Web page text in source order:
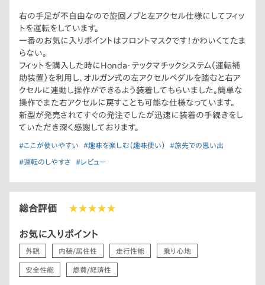
にフィット伝統のはね上げ機能を備え、高さのある荷物も積み込
むことができます。
静粛性の高さ：エンジンがかかっている時でも気がつかないほど
静かなエンジン音です。
力強さ：必要なパワーを兼ね備えているので高速道路の合流ポ
イントでもゆとりのある加速をします。
以上の六点です。
まだまだ良い点をあげればたくさんありますが長くなりますの
端的に表現します。
運転がしやすい！しっかりしている！なんかいい！これに尽きます。
変にゴニョゴニョ動き回ることができ、自分にジャストフィットし
ことができたような達成感もあり気持ちが良かったです。これか
らも天気のいい日は柴犬顔の良き相棒フィットと出かけます。
右の手足が不自由なので旋回ノブと左アクセル仕様にしてフィッ
トを運転をしています。
一番のお気に入りポイントはフロントマスクです！かわいくてたま
らない。
フィットを購入した時にHonda・テックマチックシステム（運転補
助装置）を利用し、オルガン式の左アクセルペダルを踏むと右ア
クセルに連動し操作ができるよう装着してもらいました。簡単な
操作でまた右アクセルに戻すことも可能な仕様なっています。
新型が発売されてすぐの発注でしたが迅速に装着の手続きをし
ていただき深く感謝しております。
#ここが使いやすい #趣味を楽しむ（趣味使い） #旅先での思い出
#運転のしやすさ #レビュー
総合評価 ★★★★★
お気に入りポイント
外観 内装/居住性 走行性能 乗り心地
安全性能 燃費/経済性